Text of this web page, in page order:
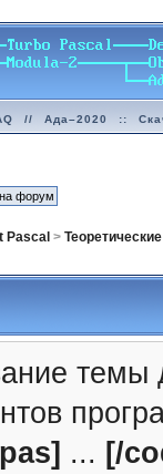
// Ада–2020 ::
Pascal >
... [/